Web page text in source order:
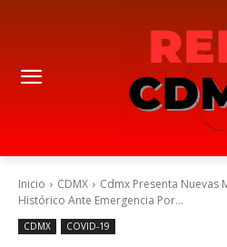
Inicio CDMX
Cdmx Presenta Nuevas
Histórico Ante Emergencia Por...
CDMX COVID-19